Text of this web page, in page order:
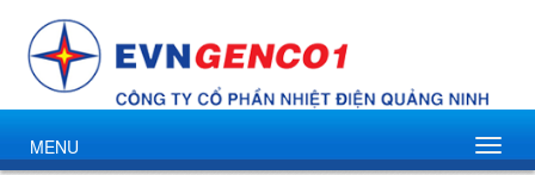
MENU